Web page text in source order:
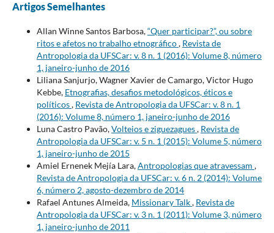
Artigos Semelhantes
Allan Winne Santos Barbosa,“Quer participar?”, ou sobre
ritos e afetos no trabalho etnográfico, Revista de
Antropologia da UFSCar: v. 8 n. 1 (2016): Volume 8, número
1, janeiro-junho de 2016
Liliana Sanjurjo, Wagner Xavier de Camargo, Victor Hugo
Kebbe, Etnografias, desafios metodológicos, éticos e
políticos, Revista de Antropologia da UFSCar: v. 8 n. 1
(2016): Volume 8, número 1, janeiro-junho de 2016
Luna Castro Pavão,Volteios e ziguezagues, Revista de
Antropologia da UFSCar: v. 5 n. 1 (2015): Volume 5, número
1, janeiro-junho de 2015
Amiel Ernenek Mejía Lara,Antropologias que atravessam ,
Revista de Antropologia da UFSCar: v. 6 n. 2 (2014): Volume
6, número 2, agosto-dezembro de 2014
Rafael Antunes Almeida, Missionary Talk, Revista de
Antropologia da UFSCar: v. 3 n. 1 (2011): Volume 3, número
1, janeiro-junho de 2011